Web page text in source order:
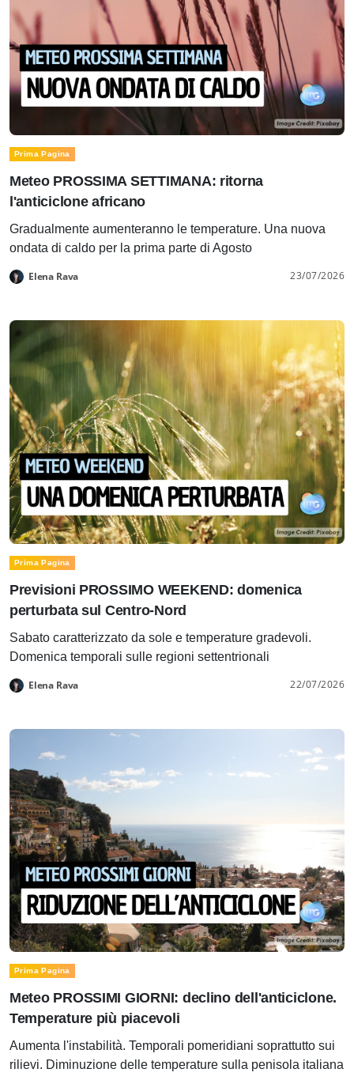
Prima Pagina
Meteo PROSSIMA SETTIMANA: ritorna
l'anticiclone africano
Gradualmente aumenteranno le temperature. Una nuova
ondata di caldo per la prima parte di Agosto
Elena Rava 23/07/2026
Prima Pagina
Previsioni PROSSIMO WEEKEND: domenica
perturbata sul Centro-Nord
Sabato caratterizzato da sole e temperature gradevoli.
Domenica temporali sulle regioni settentrionali
Elena Rava 22/07/2026
Prima Pagina
Meteo PROSSIMI GIORNI: declino dell'anticiclone.
Temperature più piacevoli
Aumenta l'instabilità. Temporali pomeridiani soprattutto sui
rilievi. Diminuzione delle temperature sulla penisola italiana